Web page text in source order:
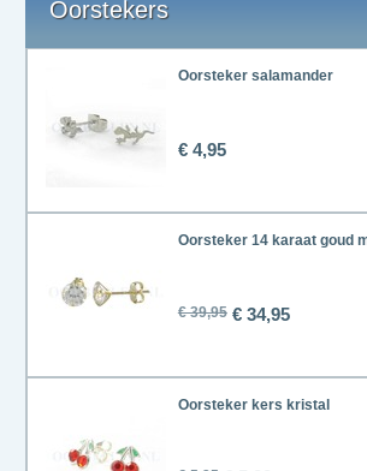
Oorstekers
Oorsteker salamander
€ 4,95
Oorsteker 14 karaat goud
€ 39,95 € 34,95
Oorsteker kers kristal